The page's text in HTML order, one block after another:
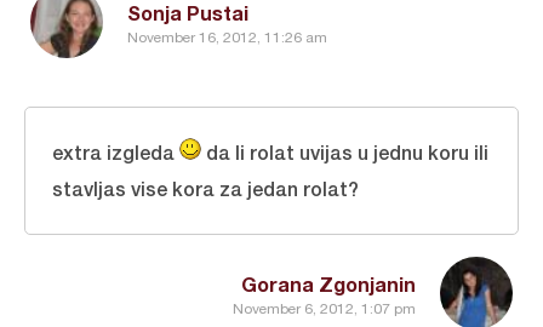
Sonja Pustai
November 16, 2012, 11:26 am
Gorana Zgonjanin
November 6, 2012, 1:07 pm
extra izgleda
da li rolat uvijas u jednu koru ili
stavljas vise kora za jedan rolat?